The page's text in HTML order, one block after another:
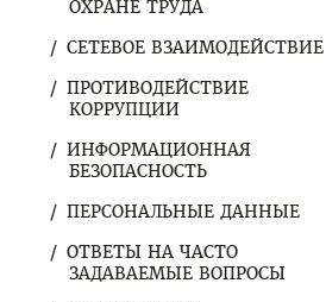
ОХРАНЕ ТРУДА
СЕТЕВОЕ ВЗАИМОДЕЙСТВИЕ
ПРОТИВОДЕЙСТВИЕ
КОРРУПЦИИ
ИНФОРМАЦИОННАЯ
БЕЗОПАСНОСТЬ
ПЕРСОНАЛЬНЫЕ ДАННЫЕ
ОТВЕТЫ НА ЧАСТО
ЗАДАВАЕМЫЕ ВОПРОСЫ